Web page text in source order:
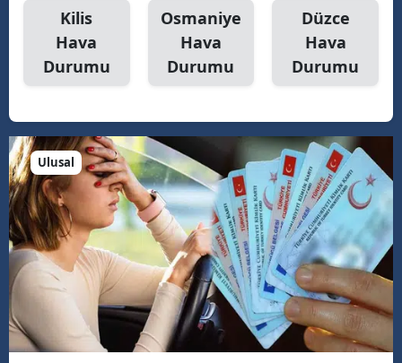
Kilis
Hava
Durumu
Osmaniye
Hava
Durumu
Düzce
Hava
Durumu
Ulusal